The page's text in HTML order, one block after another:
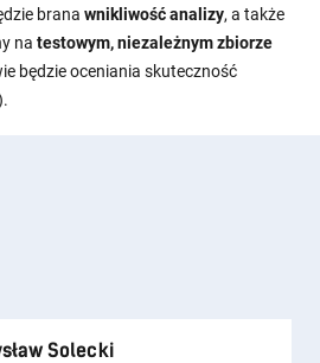
brana wnikliwość analizy, a także
na testowym, niezależnym zbiorze
będzie oceniania skuteczność
Solecki